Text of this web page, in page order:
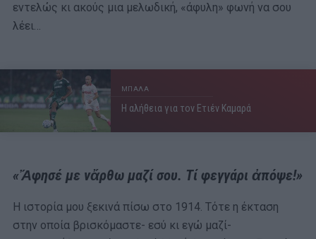
εντελώς κι ακούς μια μελωδική, «άφυλη» φωνή να σου
λέει…
ΜΠΑΛΑ
Η αλήθεια για τον Ετιέν Καμαρά
«Ἄφησέ με νἄρθω μαζί σου. Τί φεγγάρι ἀπόψε!»
Η ιστορία μου ξεκινά πίσω στο 1914. Τότε η έκταση
στην οποία βρισκόμαστε- εσύ κι εγώ μαζί-